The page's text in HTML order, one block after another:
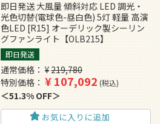
即日発送 大風量 傾斜対応 LED 調光・
光色切替(電球色-昼白色) 5灯 軽量 高演
色LED [R15] オーデリック製シーリン
グファンライト【OLB215】
即日発送
通常価格 ¥219,780
特別価格
¥107,092 税込
51.3% OFF
お気に入りに追加